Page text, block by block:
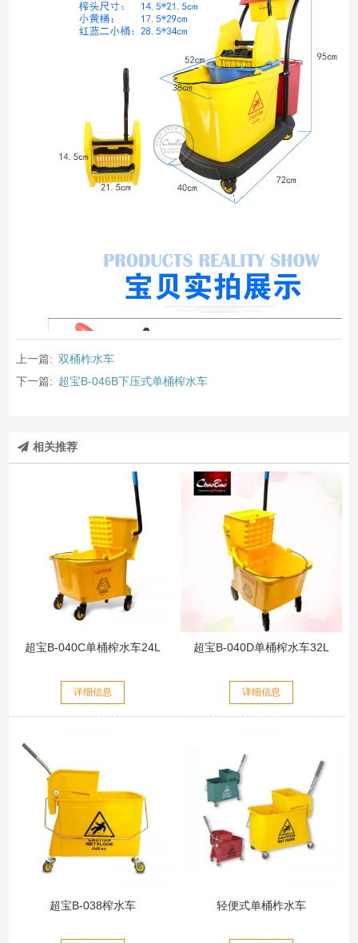
上一篇: 双桶柞水车
下一篇: 超宝B-046B下压式单桶榨水车
相关推荐
超宝B-040C单桶榨水车24L
详细信息
超宝B-040D单桶榨水车32L
详细信息
超宝B-038榨水车 轻便式单桶柞水车